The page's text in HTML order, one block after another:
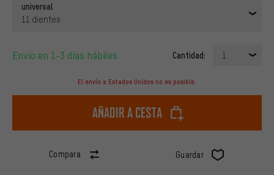
universal
11 dientes
Envío en 1-3 días hábiles Cantidad: 1
El envío a Estados Unidos no es posible.
Añadir a cesta
Compara Guardar